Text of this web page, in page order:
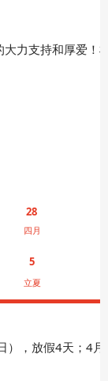
力支持和厚爱！
28
四月
5
立夏
，放假4天；4月